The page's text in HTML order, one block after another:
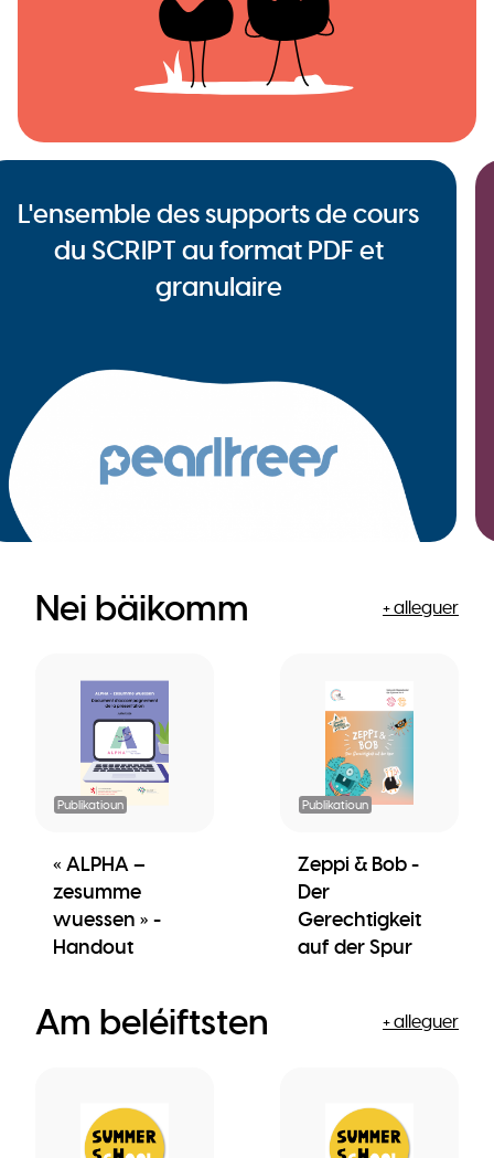
L'ensemble des supports de cours
du SCRIPT au format PDF et
granulaire
Nei bäikomm
Publikatioun
« ALPHA –
zesumme
wuessen » -
Handout
Publikatioun
Zeppi & Bob -
Der
Gerechtigkeit
auf der Spur
+ alleguer
Am beléiftsten + alleguer